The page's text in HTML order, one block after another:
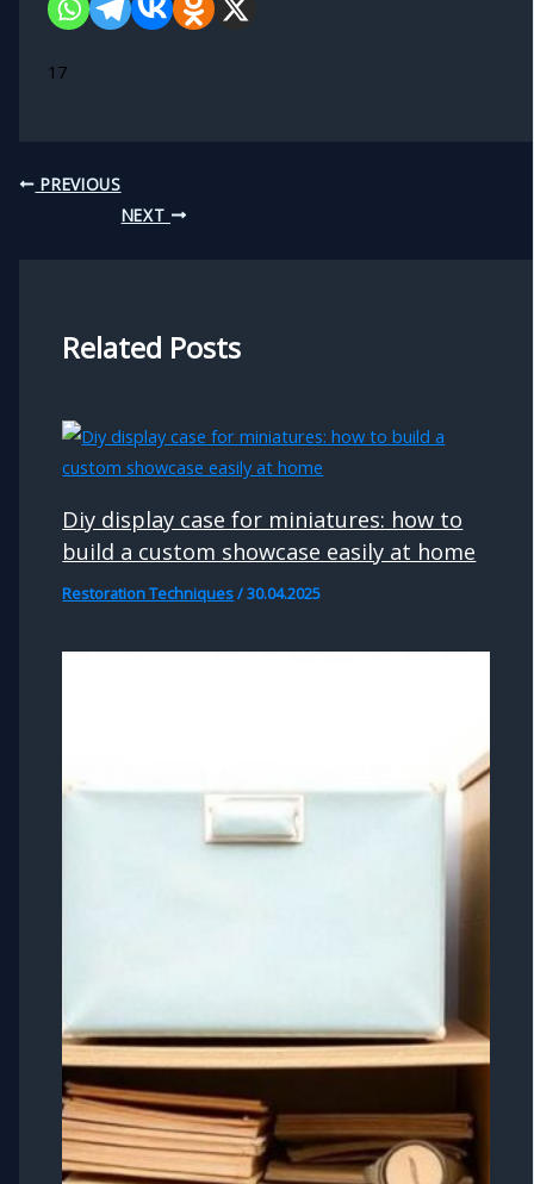
17
PREVIOUS
NEXT
Related Posts
Diy display case for miniatures: how to
build a custom showcase easily at home
Restoration Techniques/30.04.2025